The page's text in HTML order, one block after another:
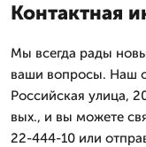
Контактная
Мы всегда рады
ваши вопросы. Наш
Российская улица,
вых., и вы можете
22-444-10 или